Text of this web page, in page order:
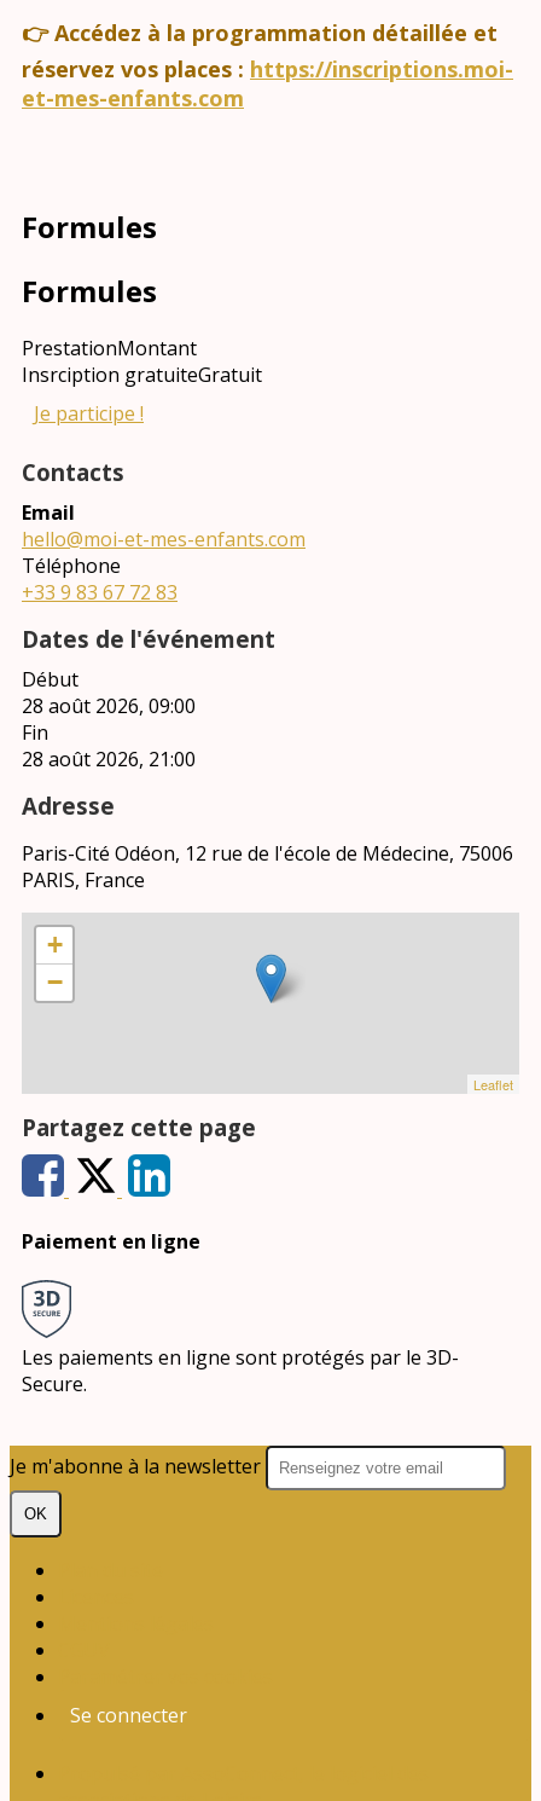
👉 Accédez à la programmation détaillée et
réservez vos places : https://inscriptions.moi-
et-mes-enfants.com
Formules
Formules
PrestationMontant
Insrciption gratuiteGratuit
Je participe !
Contacts
Email
hello@moi-et-mes-enfants.com
Téléphone
+33 9 83 67 72 83
Dates de l'événement
Début
28 août 2026, 09:00
Fin
28 août 2026, 21:00
Adresse
Paris-Cité Odéon, 12 rue de l'école de Médecine, 75006
PARIS, France
+
−
Leaflet
Partagez cette page
Paiement en ligne
Les paiements en ligne sont protégés par le 3D-
Secure.
Je m'abonne à la newsletter
OK
Se connecter